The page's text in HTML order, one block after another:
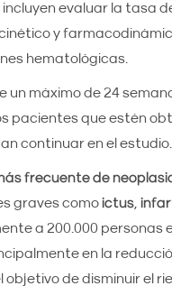
evaluar la tasa
y
hematológicas.
máximo de 24
pacientes que estén
continuar en el estudio.
frecuente de
graves comoictus,
a 200.000 personas
en la
objetivo de disminuir el